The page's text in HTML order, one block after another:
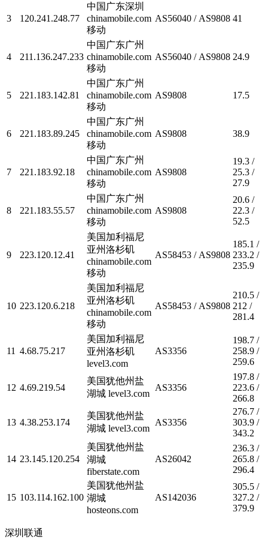
3 120.241.248.77
中国广东深圳
chinamobile.com
移动
AS56040 / AS9808 41
4 211.136.247.233
中国广东广州
chinamobile.com
移动
AS56040 / AS9808 24.9
5 221.183.142.81
中国广东广州
chinamobile.com
移动
AS9808 17.5
6 221.183.89.245
中国广东广州
chinamobile.com
移动
AS9808 38.9
7 221.183.92.18
中国广东广州
chinamobile.com
移动
AS9808
19.3 /
25.3 /
27.9
8 221.183.55.57
中国广东广州
chinamobile.com
移动
AS9808
20.6 /
22.3 /
52.5
9 223.120.12.41
美国加利福尼
亚州洛杉矶
chinamobile.com
移动
AS58453 / AS9808
185.1 /
233.2 /
235.9
10 223.120.6.218
美国加利福尼
亚州洛杉矶
chinamobile.com
移动
AS58453 / AS9808
210.5 /
212 /
281.4
11 4.68.75.217
美国加利福尼
亚州洛杉矶
level3.com
AS3356
198.7 /
258.9 /
259.6
12 4.69.219.54
美国犹他州盐
湖城 level3.com
AS3356
197.8 /
223.6 /
266.8
13 4.38.253.174
美国犹他州盐
湖城 level3.com
AS3356
276.7 /
303.9 /
343.2
14 23.145.120.254
美国犹他州盐
湖城
fiberstate.com
AS26042
236.3 /
265.8 /
296.4
15 103.114.162.100
美国犹他州盐
湖城
hosteons.com
AS142036
305.5 /
327.2 /
379.9
深圳联通